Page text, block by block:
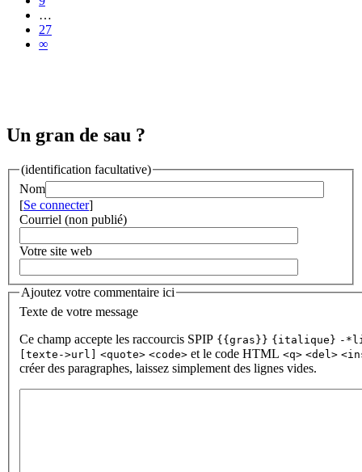
…
27
∞
Un gran de sau ?
(identification facultative)
Nom
[Se connecter]
Courriel (non publié)
Votre site web
Ajoutez votre commentaire ici
Texte de votre message
Ce champ accepte les raccourcis SPIP {{gras}} {italique} -
[texte->url]
<quote> <code> et le code HTML <q> <del>
créer des paragraphes, laissez simplement des lignes vides.